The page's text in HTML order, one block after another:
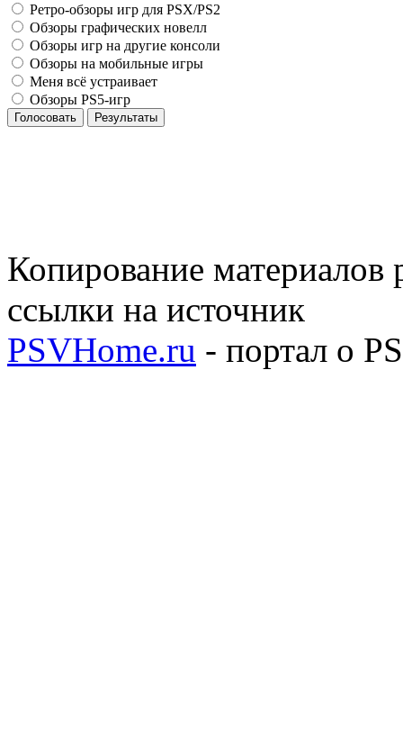
Ретро-обзоры игр для PSX/PS2
Обзоры графических новелл
Обзоры игр на другие консоли
Обзоры на мобильные игры
Меня всё устраивает
Обзоры PS5-игр
Голосовать Результаты
Копирование материалов
ссылки на источник
PSVHome.ru - портал о